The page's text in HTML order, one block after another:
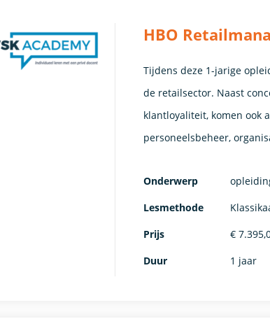
HBO
Tijdens deze 1-jarige
de retailsector. Naast
klantloyaliteit, komen ook
personeelsbeheer,
Onderwerp
Lesmethode
Prijs
€
Duur
1 jaar